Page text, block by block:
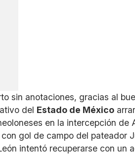
sin anotaciones, gracias al
del Estado de México
en la intercepción de
gol de campo del pateador
intentó recuperarse con un